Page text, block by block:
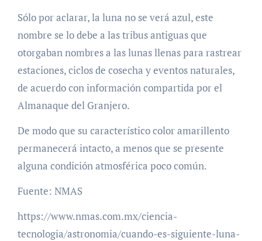
Sólo por aclarar, la luna no se verá azul, este
nombre se lo debe a las tribus antiguas que
otorgaban nombres a las lunas llenas para rastrear
estaciones, ciclos de cosecha y eventos naturales,
de acuerdo con información compartida por el
Almanaque del Granjero.
De modo que su característico color amarillento
permanecerá intacto, a menos que se presente
alguna condición atmosférica poco común.
Fuente: NMAS
https://www.nmas.com.mx/ciencia-
tecnologia/astronomia/cuando-es-siguiente-luna-